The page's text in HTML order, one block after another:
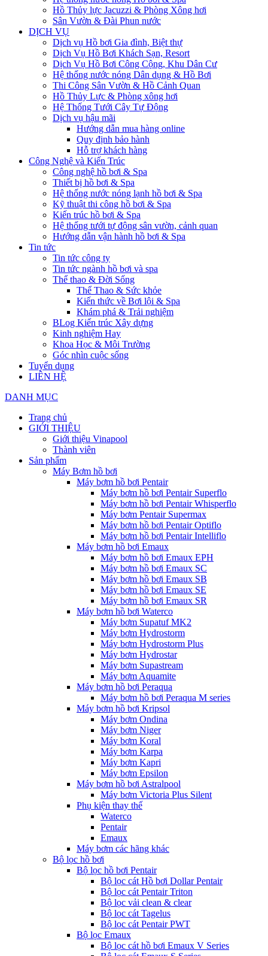
Hồ Thủy lực Jacuzzi & Phòng Xông hơi
Sân Vườn & Đài Phun nước
DỊCH VỤ
Dịch vụ Hồ bơi Gia đình, Biệt thự
Dịch Vụ Hồ Bơi Khách Sạn, Resort
Dịch Vụ Hồ Bơi Công Cộng, Khu Dân Cư
Hệ thống nước nóng Dân dụng & Hồ Bơi
Thi Công Sân Vườn & Hồ Cảnh Quan
Hồ Thủy Lực & Phòng xông hơi
Hệ Thống Tưới Cây Tự Động
Dịch vụ hậu mãi
Hướng dẫn mua hàng online
Quy định bảo hành
Hỗ trợ khách hàng
Công Nghệ và Kiến Trúc
Công nghệ hồ bơi & Spa
Thiết bị hồ bơi & Spa
Hệ thống nước nóng lạnh hồ bơi & Spa
Kỹ thuật thi công hồ bơi & Spa
Kiến trúc hồ bơi & Spa
Hệ thống tưới tự động sân vườn, cảnh quan
Hướng dẫn vận hành hồ bơi & Spa
Tin tức
Tin tức công ty
Tin tức ngành hồ bơi và spa
Thể thao & Đời Sống
Thể Thao & Sức khỏe
Kiến thức về Bơi lội & Spa
Khám phá & Trải nghiệm
BLog Kiến trúc Xây dựng
Kinh nghiệm Hay
Khoa Học & Môi Trường
Góc nhìn cuộc sống
Tuyển dụng
LIÊN HỆ
DANH MỤC
Trang chủ
GIỚI THIỆU
Giới thiệu Vinapool
Thành viên
Sản phẩm
Máy Bơm hồ bơi
Máy bơm hồ bơi Pentair
Máy bơm hồ bơi Pentair Superflo
Máy bơm hồ bơi Pentair Whisperflo
Máy bơm Pentair Supermax
Máy bơm hồ bơi Pentair Optiflo
Máy bơm hồ bơi Pentair Intelliflo
Máy bơm hồ bơi Emaux
Máy bơm hồ bơi Emaux EPH
Máy bơm hồ bơi Emaux SC
Máy bơm hồ bơi Emaux SB
Máy bơm hồ bơi Emaux SE
Máy bơm hồ bơi Emaux SR
Máy bơm hồ bơi Waterco
Máy bơm Supatuf MK2
Máy bơm Hydrostorm
Máy bơm Hydrostorm Plus
Máy bơm Hydrostar
Máy bơm Supastream
Máy bơm Aquamite
Máy bơm hồ bơi Peraqua
Máy bơm hồ bơi Peraqua M series
Máy bơm hồ bơi Kripsol
Máy bơm Ondina
Máy bơm Niger
Máy bơm Koral
Máy bơm Karpa
Máy bơm Kapri
Máy bơm Epsilon
Máy bơm hồ bơi Astralpool
Máy bơm Victoria Plus Silent
Phụ kiện thay thế
Waterco
Pentair
Emaux
Máy bơm các hãng khác
Bộ lọc hồ bơi
Bộ lọc hồ bơi Pentair
Bộ lọc cát Hồ bơi Dollar Pentair
Bộ lọc cát Pentair Triton
Bộ lọc vải clean & clear
Bộ lọc cát Tagelus
Bộ lọc cát Pentair PWT
Bộ lọc Emaux
Bộ lọc cát hồ bơi Emaux V Series